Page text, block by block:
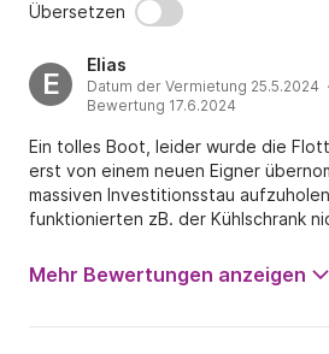
Übersetzen
E
Elias
Datum der Vermietung 25.5.2024
Bewertung 17.6.2024
Ein tolles Boot, leider wurde die
erst von einem neuen Eigner
massiven Investitionsstau
funktionierten zB. der Kühlschrank
Mehr Bewertungen anzeigen